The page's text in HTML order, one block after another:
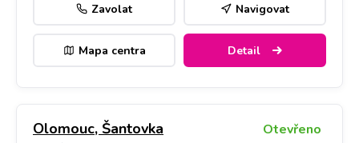
Zavolat Navigovat
Mapa centra Detail
Olomouc, Šantovka Otevřeno